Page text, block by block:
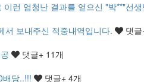
이런 엄청난 결과를 얻으신 "박**"선
서 보내주신 적중내역입니다.
댓글
댓글+ 11개
배당..!!!
댓글+ 4개